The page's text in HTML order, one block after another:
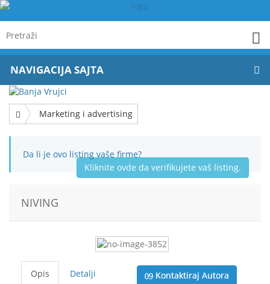
NAVIGACIJA SAJTA
Marketing i advertising
Da li je ovo listing vaše firme?
Kliknite ovde da verifikujete vaš listing.
NIVING
Kontaktiraj Autora
Opis Detalji